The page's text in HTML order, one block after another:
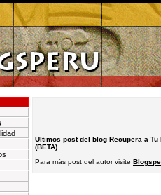
Ultimos post del blog Recupera a
(BETA)
Para más post del autor visite